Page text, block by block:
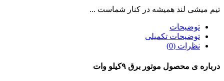
تیم میشی لند همیشه در کنار شماست ...
توضیحات
توضیحات تکمیلی
نظرات (0)
درباره ی محصول موتور برق ۹کیلو وات